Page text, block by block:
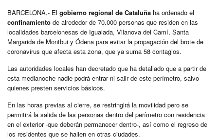
BARCELONA.- El gobierno regional de Cataluña ha ordenado el
confinamiento de alrededor de 70.000 personas que residen en las
localidades barcelonesas de Igualada, Vilanova del Camí, Santa
Margarida de Montbui y Ódena para evitar la propagación del brote de
coronavirus que afecta esta zona, que ya suma 58 contagios.
Las autoridades locales han decretado que ha detallado que a partir de
esta medianoche nadie podrá entrar ni salir de este perímetro, salvo
quienes presten servicios básicos.
En las horas previas al cierre, se restringirá la movilidad pero se
permitirá la salida de las personas dentro del perímetro con residencia
en el exterior -que deberán permanecer dentro-, así como el regreso de
los residentes que se hallen en otras ciudades.